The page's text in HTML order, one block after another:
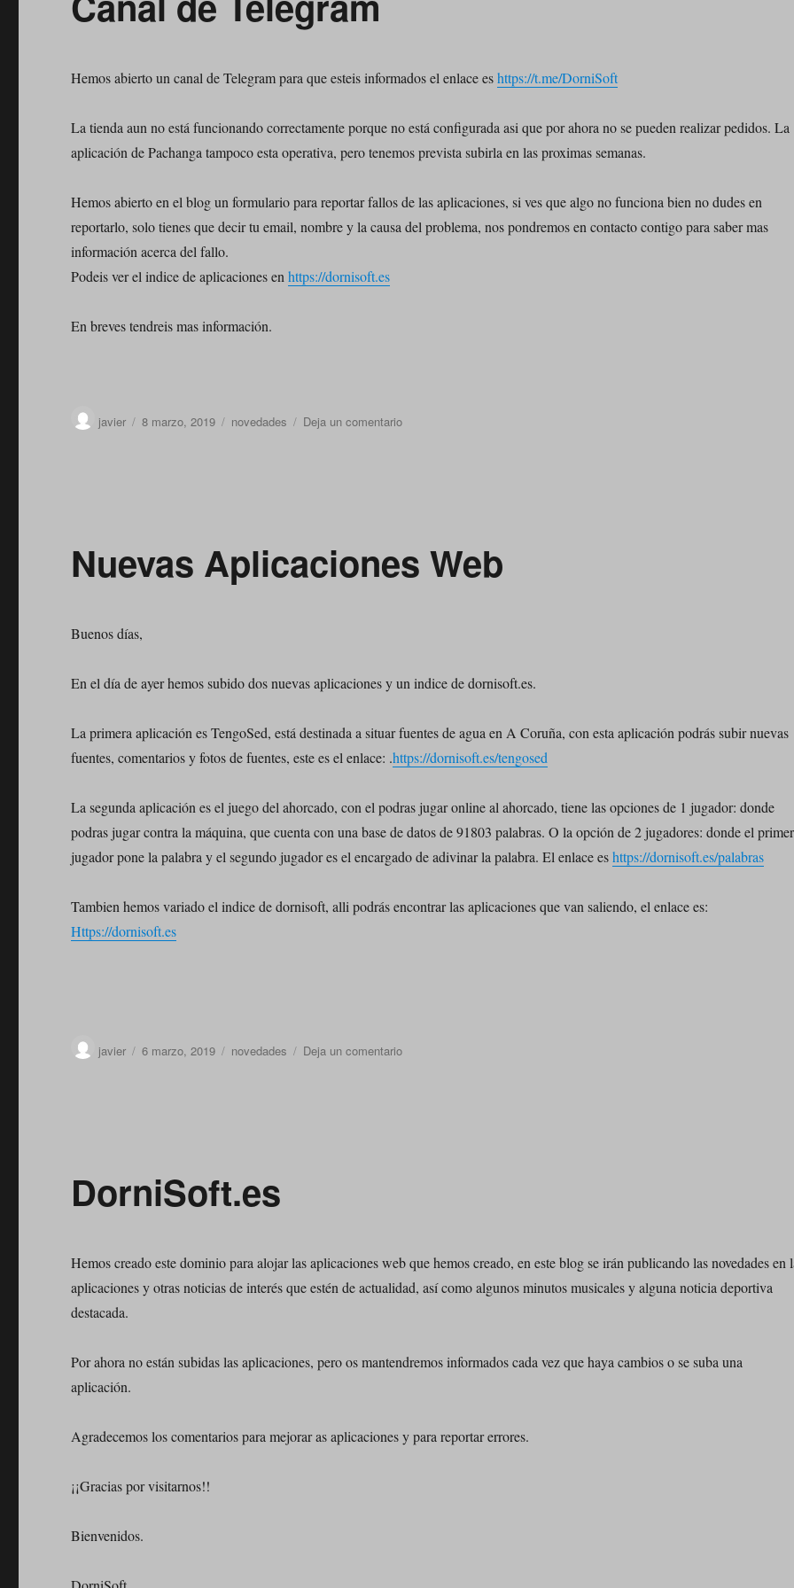
Hemos abierto un canal de Telegram para que esteis informados el enlace eshttps://t.me/DorniSoft
La tienda aun no está funcionando correctamente porque no está configurada asi que por ahora no se pueden realizar pedidos. La
aplicación de Pachanga tampoco esta operativa, pero tenemos prevista subirla en las proximas semanas.
Hemos abierto en el blog un formulario para reportar fallos de las aplicaciones, si ves que algo no funciona bien no dudes en
reportarlo, solo tienes que decir tu email, nombre y la causa del problema, nos pondremos en contacto contigo para saber mas
información acerca del fallo.
Podeis ver el indice de aplicaciones enhttps://dornisoft.es
En breves tendreis mas información.
javier 8 marzo, 2019 Categorías
novedades Deja un comentario
Nuevas Aplicaciones Web
Buenos días,
En el día de ayer hemos subido dos nuevas aplicaciones y un indice de dornisoft.es.
La primera aplicación es TengoSed, está destinada a situar fuentes de agua en A Coruña, con esta aplicación podrás subir nuevas
fuentes, comentarios y fotos de fuentes, este es el enlace: .https://dornisoft.es/tengosed
La segunda aplicación es el juego del ahorcado, con el podras jugar online al ahorcado, tiene las opciones de 1 jugador: donde
podras jugar contra la máquina, que cuenta con una base de datos de 91803 palabras. O la opción de 2 jugadores: donde el primer
jugador pone la palabra y el segundo jugador es el encargado de adivinar la palabra. El enlace eshttps://dornisoft.es/palabras
Tambien hemos variado el indice de dornisoft, alli podrás encontrar las aplicaciones que van saliendo, el enlace es:
Https://dornisoft.es
Autor
javier
Publicado
6 marzo, 2019 Categorías
novedades Deja un comentario
DorniSoft.es
Hemos creado este dominio para alojar las aplicaciones web que hemos creado, en este blog se irán publicando las novedades en
aplicaciones y otras noticias de interés que estén de actualidad, así como algunos minutos musicales y alguna noticia deportiva
destacada.
Por ahora no están subidas las aplicaciones, pero os mantendremos informados cada vez que haya cambios o se suba una
aplicación.
Agradecemos los comentarios para mejorar as aplicaciones y para reportar errores.
¡¡Gracias por visitarnos!!
Bienvenidos.